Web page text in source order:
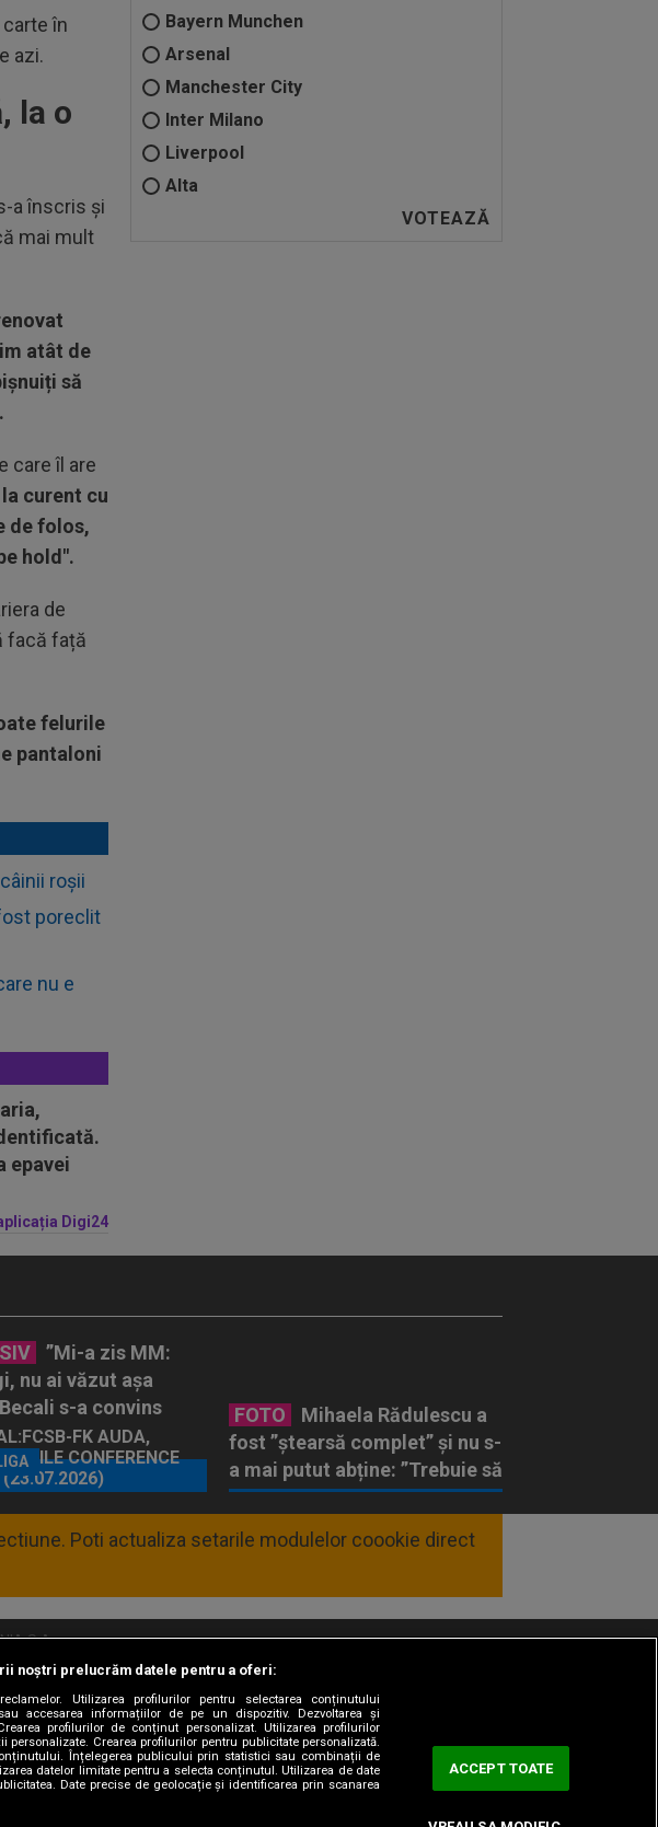
în
azi.
la o
a înscris și
mai mult
atât de
să
care îl are
curent cu
de folos,
hold".
de
facă față
felurile
pantaloni
roșii
poreclit
nu e
epavei
Digi24
Bayern Munchen
Arsenal
Manchester City
Inter Milano
Liverpool
Alta
”Mi-a zis MM:
nu ai văzut așa
s-a convins
de minute și a luat
OUT
FOTO
Mihaela Rădulescu a
fost ”ștearsă complet” și nu s-
a mai putut abține: ”Trebuie să
le fie frică de mine”
Poti actualiza setarile modulelor coookie direct
S.A.
Digi Sport Contact/Info Codul etic
noștri prelucrăm datele pentru a oferi:
Utilizarea profilurilor pentru selectarea conținutului
accesarea informațiilor de pe un dispozitiv. Dezvoltarea și
profilurilor de conținut personalizat. Utilizarea profilurilor
personalizate. Crearea profilurilor pentru publicitate personalizată.
Înțelegerea publicului prin statistici sau combinații de
datelor limitate pentru a selecta conținutul. Utilizarea de date
Date precise de geolocație și identificarea prin scanarea
ACCEPT TOATE